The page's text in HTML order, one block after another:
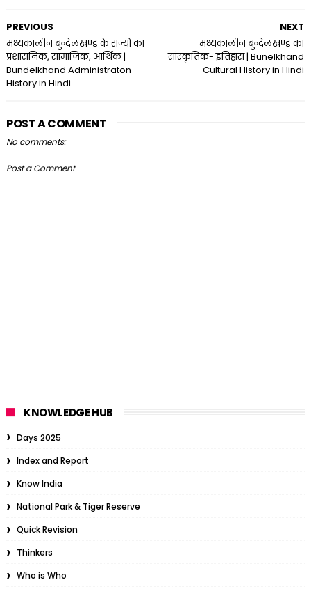
NEXT
मध्यकालीन बुन्देलखण्ड का
सांस्कृतिक- इतिहास | Bunelkhand
Cultural History in Hindi
PREVIOUS
मध्यकालीन बुन्देलखण्ड के राज्यों का
प्रशासनिक, सामाजिक, आर्थिक |
Bundelkhand Administraton
History in Hindi
POST A COMMENT
No comments:
Post a Comment
KNOWLEDGE HUB
Days 2025
Index and Report
Know India
National Park & Tiger Reserve
Quick Revision
Thinkers
Who is Who